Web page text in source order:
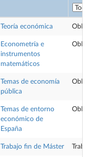
Teoría económica
Econometría e
instrumentos
matemáticos
Temas de economía
pública
Temas de entorno
económico de
España
Trabajo fin de Máster